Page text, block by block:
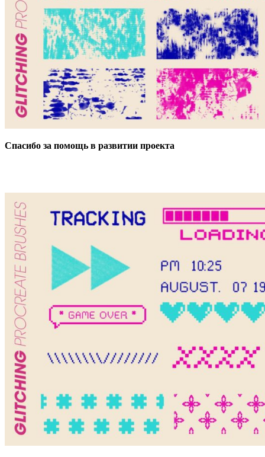
Спасибо за помощь в развитии проекта